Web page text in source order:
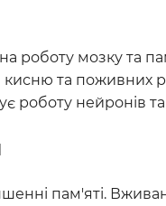
роботу мозку та
та поживних
роботу нейронів
пам'яті.